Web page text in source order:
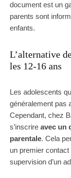
document est un
parents sont
enfants.
L’alternative
les 12-16 ans
Les adolescents
généralement pas
Cependant, chez
s’inscrire avec un
parentale. Cela
un premier
supervision d’un